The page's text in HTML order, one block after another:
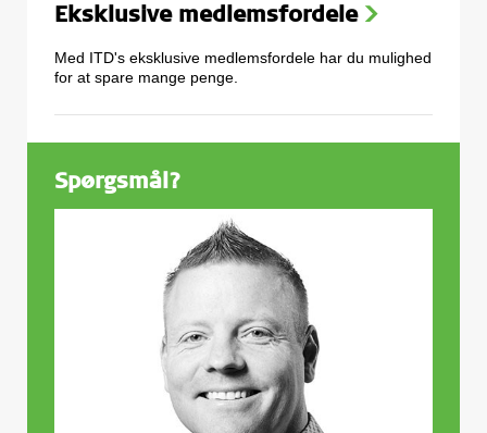
Eksklusive medlemsfordele >
Med ITD's eksklusive medlemsfordele har du mulighed
for at spare mange penge.
Spørgsmål?